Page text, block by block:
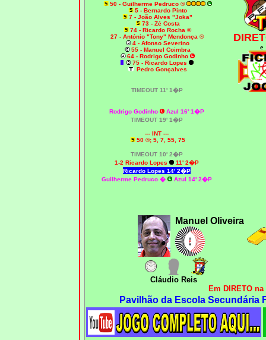
50 - Guilherme Pedruco ®
5 - Bernardo Pinto
7 - João Alves "Joka"
73 - Zé Costa
74 - Ricardo Rocha ©
27 - António "Tony" Mendonça ®
4 - Afonso Severino
55 - Manuel Coimbra
64 - Rodrigo Godinho
75 - Ricardo Lopes
Pedro Gonçalves
TIMEOUT 11' 1�P
Rodrigo Godinho
Azul 16' 1�P
TIMEOUT 19' 1�P
--- INT ---
50®; 5, 7, 55, 75
TIMEOUT 10' 2�P
1-2 Ricardo Lopes
11' 2�P
Ricardo Lopes 14' 2�P
Guilherme Pedruco �
Azul 14' 2�P
e
Manuel Oliveira
Cláudio Reis
Em DIRETO
Pavilhão da Escola Secundária